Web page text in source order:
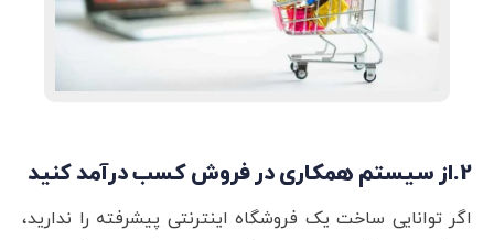
2.از سیستم همکاری در فروش کسب درآمد کنید
اگر توانایی ساخت یک فروشگاه اینترنتی پیشرفته را ندارید،